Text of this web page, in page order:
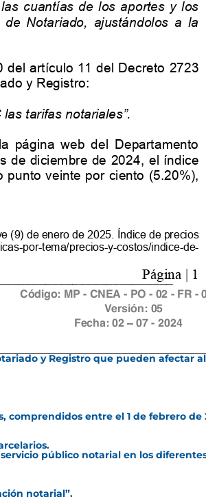
y Registro que pueden afectar
entre el 1 de febrero de
público notarial en los
notarial”.